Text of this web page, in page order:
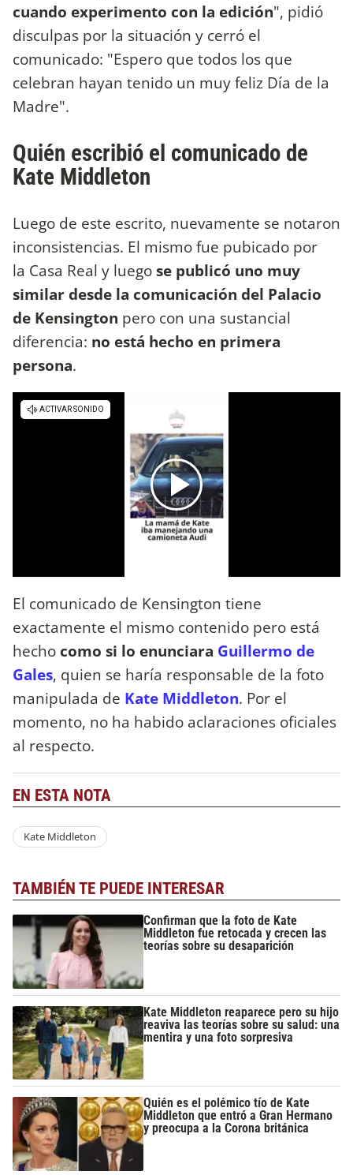
cuando experimento con la edición", pidió
disculpas por la situación y cerró el
comunicado: "Espero que todos los que
celebran hayan tenido un muy feliz Día de la
Madre".
Quién escribió el comunicado de
Kate Middleton
Luego de este escrito, nuevamente se notaron
inconsistencias. El mismo fue pubicado por
la Casa Real y luegose publicó uno muy
similar desde la comunicación del Palacio
de Kensington pero con una sustancial
diferencia: no está hecho en primera
persona.
El comunicado de Kensington tiene
exactamente el mismo contenido pero está
hecho como si lo enunciara Guillermo de
Gales, quien se haría responsable de la foto
manipulada de Kate Middleton. Por el
momento, no ha habido aclaraciones oficiales
al respecto.
EN ESTA NOTA
Kate Middleton
TAMBIÉN TE PUEDE INTERESAR
Confirman que la foto de Kate
Middleton fue retocada y crecen las
teorías sobre su desaparición
Kate Middleton reaparece pero su hijo
reaviva las teorías sobre su salud: una
mentira y una foto sorpresiva
Quién es el polémico tío de Kate
Middleton que entró a Gran Hermano
y preocupa a la Corona británica